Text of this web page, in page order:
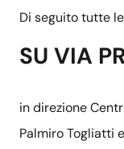
Di seguito tutte
SU VIA
in direzione
Palmiro Togliatti